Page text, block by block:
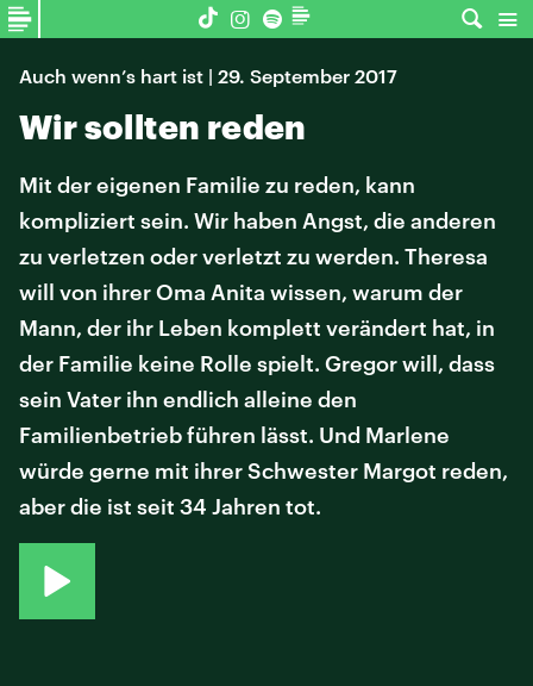
Auch wenn’s hart ist | 29. September 2017
Wir sollten reden
Mit der eigenen Familie zu reden, kann
kompliziert sein. Wir haben Angst, die anderen
zu verletzen oder verletzt zu werden. Theresa
will von ihrer Oma Anita wissen, warum der
Mann, der ihr Leben komplett verändert hat, in
der Familie keine Rolle spielt. Gregor will, dass
sein Vater ihn endlich alleine den
Familienbetrieb führen lässt. Und Marlene
würde gerne mit ihrer Schwester Margot reden,
aber die ist seit 34 Jahren tot.